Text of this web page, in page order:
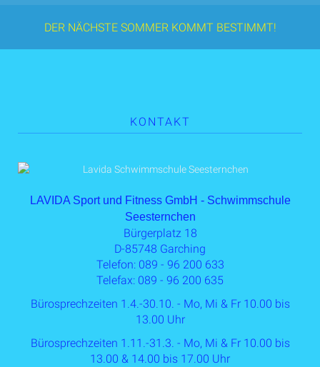
DER NÄCHSTE SOMMER KOMMT BESTIMMT!
KONTAKT
LAVIDA Sport und Fitness GmbH - Schwimmschule
Seesternchen
Bürgerplatz 18
D-85748 Garching
Telefon: 089 - 96 200 633
Telefax: 089 - 96 200 635
Bürosprechzeiten 1.4.-30.10. - Mo, Mi & Fr 10.00 bis
13.00 Uhr
Bürosprechzeiten 1.11.-31.3. - Mo, Mi & Fr 10.00 bis
13.00 & 14.00 bis 17.00 Uhr